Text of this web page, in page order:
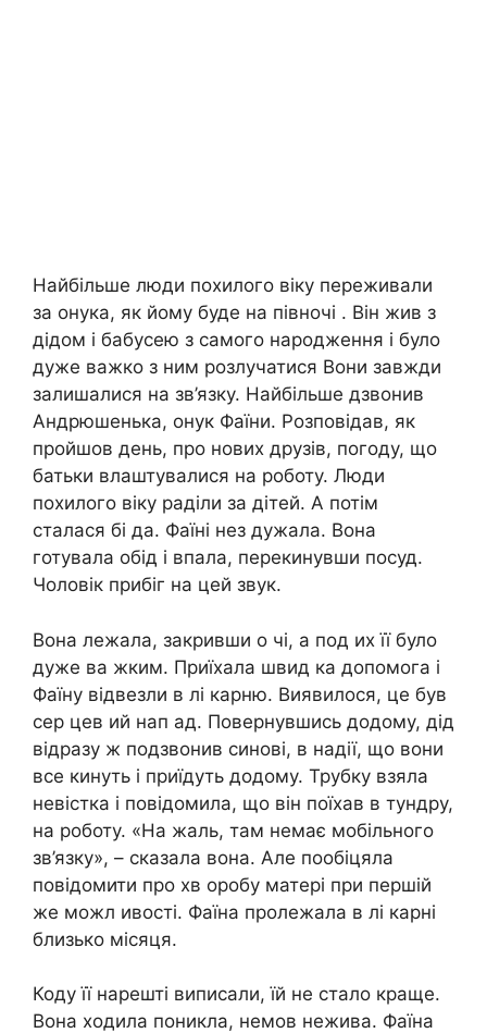
Найбільше люди похилого віку переживали
за онука, як йому буде на півночі . Він жив з
дідом і бабусею з самого народження і було
дуже важко з ним розлучатися Вони завжди
залишалися на зв’язку. Найбільше дзвонив
Андрюшенька, онук Фаїни. Розповідав, як
пройшов день, про нових друзів, погоду, що
батьки влаштувалися на роботу. Люди
похилого віку раділи за дітей. А потім
сталася бі да. Фаїні нез дужала. Вона
готувала обід і впала, перекинувши посуд.
Чоловік прибіг на цей звук.
Вона лежала, закривши о чі, а под их її було
дуже ва жким. Приїхала швид ка допомога і
Фаїну відвезли в лі карню. Виявилося, це був
сер цев ий нап ад. Повернувшись додому, дід
відразу ж подзвонив синові, в надії, що вони
все кинуть і приїдуть додому. Трубку взяла
невістка і повідомила, що він поїхав в тундру,
на роботу. «На жаль, там немає мобільного
зв’язку», – сказала вона. Але пообіцяла
повідомити про хв оробу матері при першій
же можл ивості. Фаїна пролежала в лі карні
близько місяця.
Коду її нарешті виписали, їй не стало краще.
Вона ходила поникла, немов нежива. Фаїна